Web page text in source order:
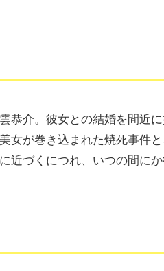
恭介。彼女との結婚を間近
女が巻き込まれた焼死事件
近づくにつれ、いつの間に